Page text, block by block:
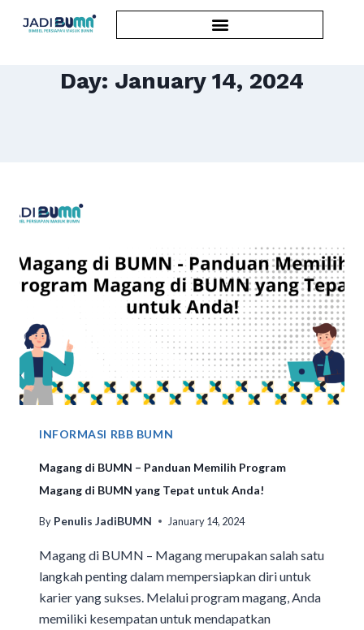
Day: January 14, 2024
INFORMASI RBB BUMN
Magang di BUMN – Panduan Memilih Program
Magang di BUMN yang Tepat untuk Anda!
By Penulis JadiBUMN January 14, 2024
Magang di BUMN – Magang merupakan salah satu
langkah penting dalam mempersiapkan diri untuk
karier yang sukses. Melalui program magang, Anda
memiliki kesempatan untuk mendapatkan